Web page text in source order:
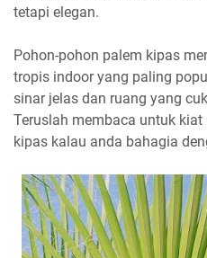
tetapi elegan.
Pohon-pohon palem kipas
tropis indoor yang paling
sinar jelas dan ruang yang
Teruslah membaca untuk
kipas kalau anda bahagia